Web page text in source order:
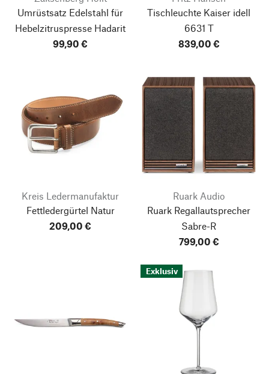
Umrüstsatz Edelstahl für
Hebelzitruspresse Hadarit
99,90 €
Tischleuchte Kaiser idell
6631 T
839,00 €
Kreis Ledermanufaktur
Fettledergürtel Natur
209,00 €
Ruark Audio
Ruark Regallautsprecher
Sabre-R
799,00 €
Exklusiv